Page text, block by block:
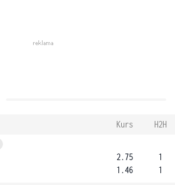
Kurs
H2H
2.75
1.46
1
1